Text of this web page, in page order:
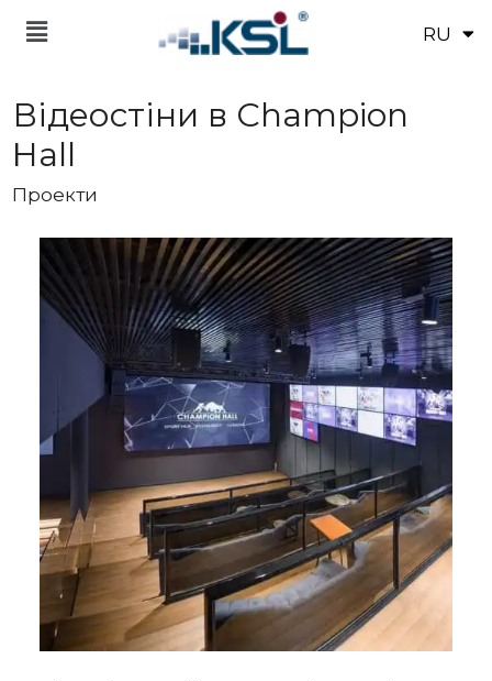
RU
EN
Відеостіни в Champion
Hall
Проекти